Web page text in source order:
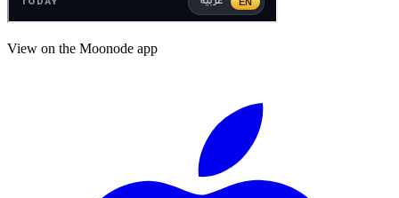
View on the Moonode app